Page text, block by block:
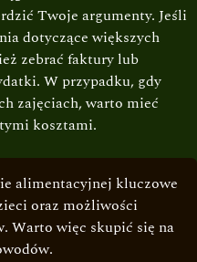
Twoje argumenty. Jeśli
dotyczące większych
zebrać faktury lub
W przypadku, gdy
zajęciach, warto mieć
kosztami.
alimentacyjnej kluczowe
oraz możliwości
Warto więc skupić się na